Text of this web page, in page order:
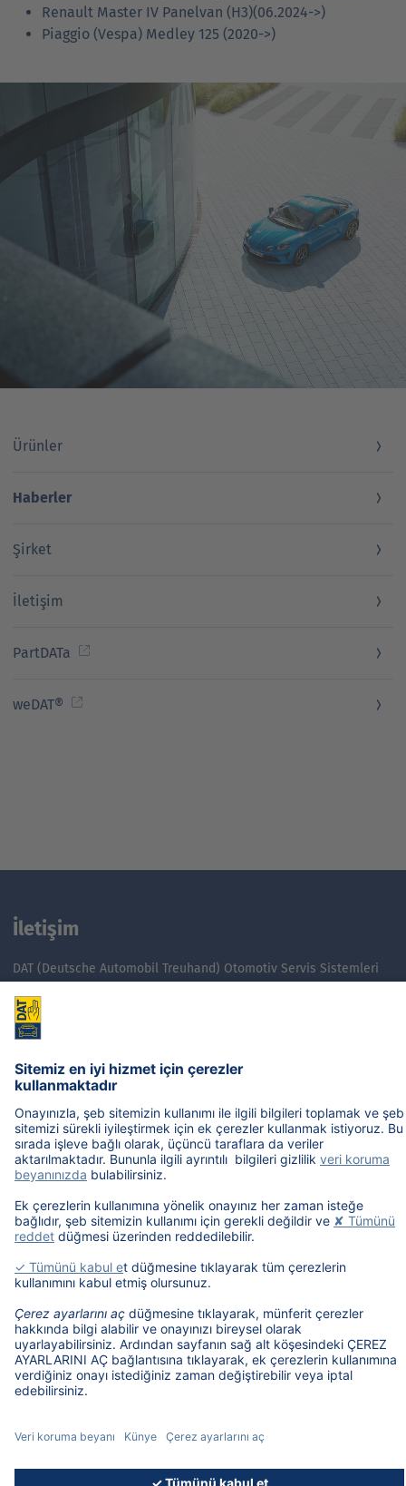
Renault Master IV Panelvan (H3)(06.2024->)
Piaggio (Vespa) Medley 125 (2020->)
Ürünler
Haberler
Şirket
İletişim
PartDATa
weDAT®
İletişim
DAT (Deutsche Automobil Treuhand) Otomotiv Servis Sistemleri
Yeşilbağlar Mahallesi D-100 Bulvarı Pera Office Binası No:20 / 78,
34893 Pendik / İSTANBUL
Telefon:+90 216 688 72 48 /
Ürünler
Hakkımızda
Ulaşım
Noch mehr Wissen, das bewegt:
© 2026, DAT Otomotiv Servis Sistemleri Tic.Ltd.Şti. - Version 5.11.09
YASAL BILGI
ÇEREZ AYARLARINI AÇ GIZLILIK POLITIKASI